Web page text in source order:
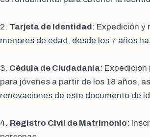
2. Tarjeta de Identidad : Expedición y
menores de edad, desde los 7 años
3. Cédula de Ciudadanía:
para jóvenes a partir de los 18 años,
renovaciones de este documento de
4. Registro Civil de Matrimonio: